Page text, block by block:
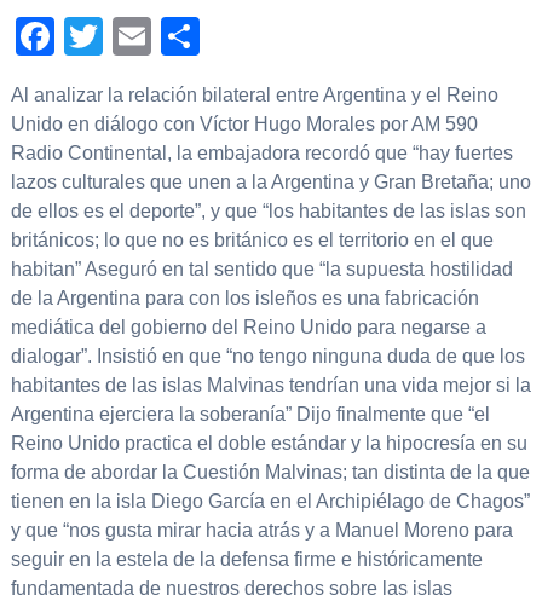
Facebook
TwitterEmail
Al analizar la relación bilateral entre Argentina y el Reino
Unido en diálogo con Víctor Hugo Morales por AM 590
Radio Continental, la embajadora recordó que “hay fuertes
lazos culturales que unen a la Argentina y Gran Bretaña; uno
de ellos es el deporte”, y que “los habitantes de las islas son
británicos; lo que no es británico es el territorio en el que
habitan” Aseguró en tal sentido que “la supuesta hostilidad
de la Argentina para con los isleños es una fabricación
mediática del gobierno del Reino Unido para negarse a
dialogar”. Insistió en que “no tengo ninguna duda de que los
habitantes de las islas Malvinas tendrían una vida mejor si la
Argentina ejerciera la soberanía” Dijo finalmente que “el
Reino Unido practica el doble estándar y la hipocresía en su
forma de abordar la Cuestión Malvinas; tan distinta de la que
tienen en la isla Diego García en el Archipiélago de Chagos”
y que “nos gusta mirar hacia atrás y a Manuel Moreno para
seguir en la estela de la defensa firme e históricamente
fundamentada de nuestros derechos sobre las islas